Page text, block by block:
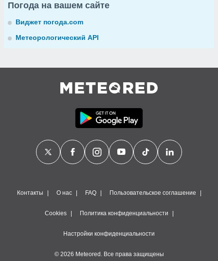
Погода на вашем сайте
Виджет погода.com
Метеорологический API
Контакты О нас FAQ Пользовательское соглашение
Cookies Политика конфиденциальности
Настройки конфиденциальности
© 2026 Meteored. Все права защищены